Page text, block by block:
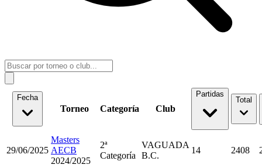
Fecha
Torneo Categoría Club
Partidas
Total
29/06/2025
Masters
AECB
2024/2025
2ª
Categoría
VAGUADA
B.C.
14 2408